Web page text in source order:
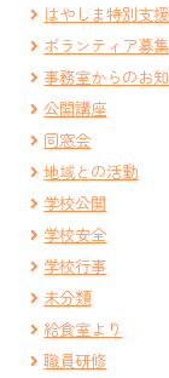
はやしま特別支
ボランティア募集
事務室からのお
公開講座
同窓会
地域との活動
学校公開
学校安全
学校行事
未分類
給食室より
職員研修